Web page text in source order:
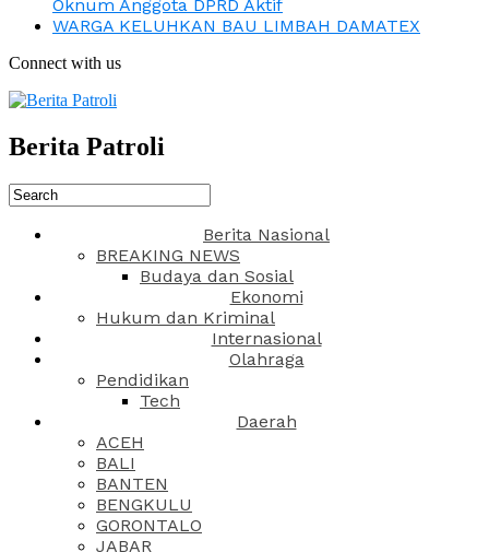
Oknum Anggota DPRD Aktif
WARGA KELUHKAN BAU LIMBAH DAMATEX
Connect with us
Berita Patroli
Berita Nasional
BREAKING NEWS
Budaya dan Sosial
Ekonomi
Hukum dan Kriminal
Internasional
Olahraga
Pendidikan
Tech
Daerah
ACEH
BALI
BANTEN
BENGKULU
GORONTALO
JABAR